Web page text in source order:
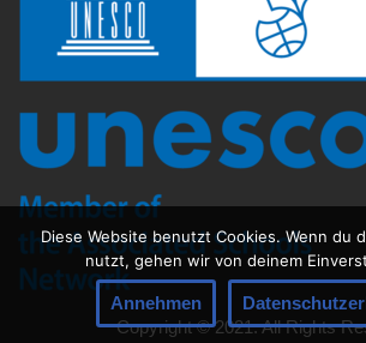
Copyright © 2021. All Rights
Diese Website benutzt Cookies. Wenn du
nutzt, gehen wir von deinem
Annehmen